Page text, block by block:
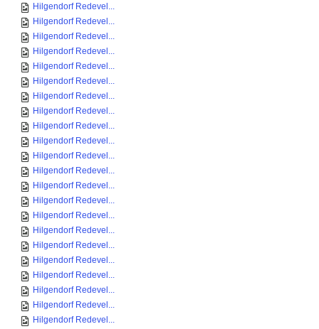
Hilgendorf Redevel...
Hilgendorf Redevel...
Hilgendorf Redevel...
Hilgendorf Redevel...
Hilgendorf Redevel...
Hilgendorf Redevel...
Hilgendorf Redevel...
Hilgendorf Redevel...
Hilgendorf Redevel...
Hilgendorf Redevel...
Hilgendorf Redevel...
Hilgendorf Redevel...
Hilgendorf Redevel...
Hilgendorf Redevel...
Hilgendorf Redevel...
Hilgendorf Redevel...
Hilgendorf Redevel...
Hilgendorf Redevel...
Hilgendorf Redevel...
Hilgendorf Redevel...
Hilgendorf Redevel...
Hilgendorf Redevel...